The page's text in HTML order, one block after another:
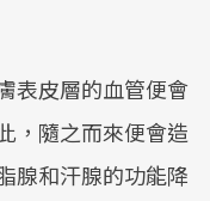
表皮層的血管便會
，隨之而來便會造
腺和汗腺的功能降